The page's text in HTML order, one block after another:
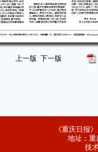
上一版 下一版
《重庆日报
地址：重
技